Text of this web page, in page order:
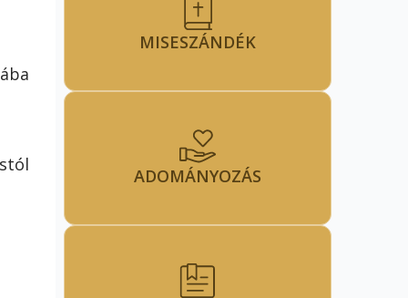
MISESZÁNDÉK
ADOMÁNYOZÁS